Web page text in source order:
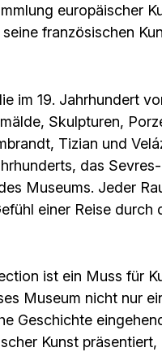
europäischer
französischen
im 19. Jahrhundert
Skulpturen,
Tizian und
das
Museums. Jeder
einer Reise durch
ist ein Muss für
Museum nicht nur
Geschichte
Kunst